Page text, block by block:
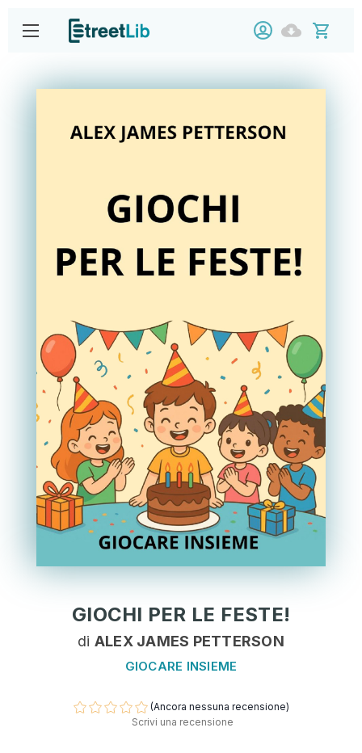
GIOCHI PER LE FESTE!
di ALEX JAMES PETTERSON
GIOCARE INSIEME
(Ancora nessuna recensione)
Scrivi una recensione